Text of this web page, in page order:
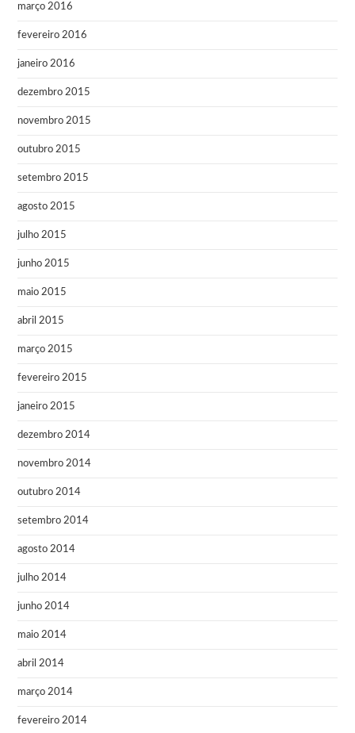
março 2016
fevereiro 2016
janeiro 2016
dezembro 2015
novembro 2015
outubro 2015
setembro 2015
agosto 2015
julho 2015
junho 2015
maio 2015
abril 2015
março 2015
fevereiro 2015
janeiro 2015
dezembro 2014
novembro 2014
outubro 2014
setembro 2014
agosto 2014
julho 2014
junho 2014
maio 2014
abril 2014
março 2014
fevereiro 2014